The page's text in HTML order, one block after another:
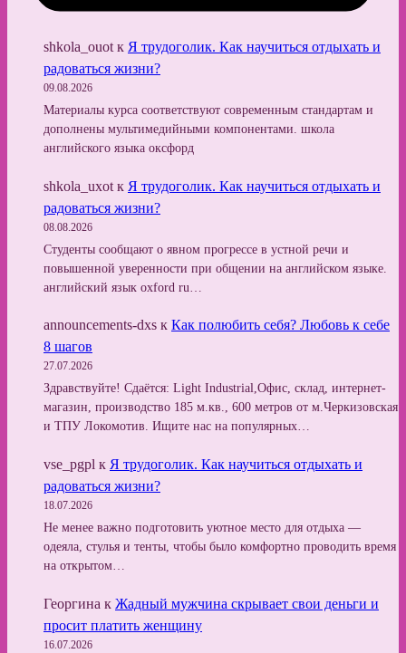
shkola_ouot к Я трудоголик. Как научиться отдыхать и
радоваться жизни?
09.08.2026
Материалы курса соответствуют современным стандартам и
дополнены мультимедийными компонентами. школа
английского языка оксфорд
shkola_uxot к Я трудоголик. Как научиться отдыхать и
радоваться жизни?
08.08.2026
Студенты сообщают о явном прогрессе в устной речи и
повышенной уверенности при общении на английском языке.
английский язык oxford ru…
announcements-dxs к Как полюбить себя? Любовь к себе
8 шагов
27.07.2026
Здравствуйте! Сдаётся: Light Industrial,Офис, склад, интернет-
магазин, производство 185 м.кв., 600 метров от м.Черкизовская
и ТПУ Локомотив. Ищите нас на популярных…
vse_pgpl к Я трудоголик. Как научиться отдыхать и
радоваться жизни?
18.07.2026
Не менее важно подготовить уютное место для отдыха —
одеяла, стулья и тенты, чтобы было комфортно проводить время
на открытом…
Георгина к Жадный мужчина скрывает свои деньги и
просит платить женщину
16.07.2026